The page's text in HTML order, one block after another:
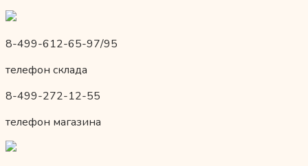
8-499-612-65-97/95
телефон склада
8-499-272-12-55
телефон магазина